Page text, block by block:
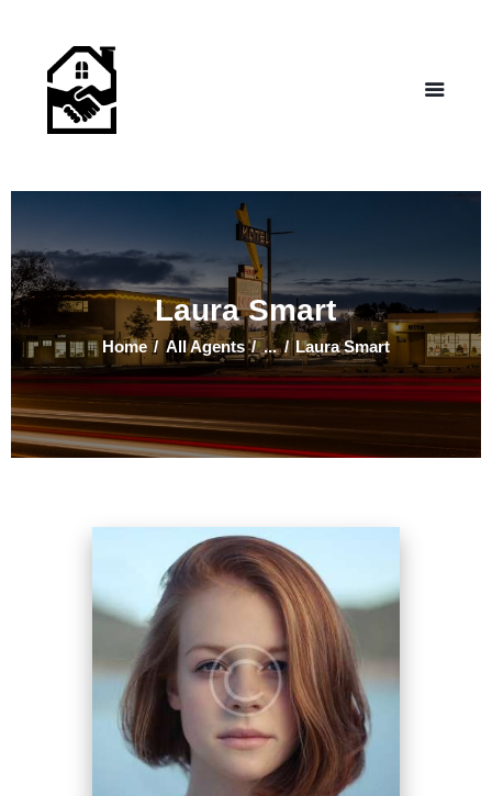
Laura Smart
Home All Agents ... Laura Smart
– Helping those in need find affordable housing
Testimonials
About Us
Contact Us